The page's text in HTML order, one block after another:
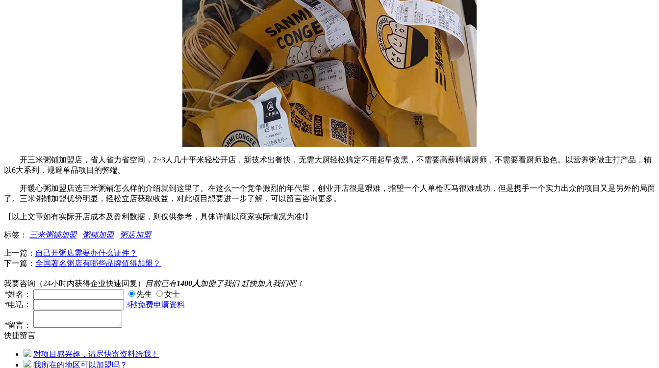
开三米粥铺加盟店，省人省力省空间，2~3人几十平米轻松开店，新技术出餐快，无需大厨轻松搞定不用起早贪黑，不需要高薪聘请厨师，不需要看厨师脸色。以营养粥做主打产品，辅
以6大系列，规避单品项目的弊端。
开暖心粥加盟店选三米粥铺怎么样的介绍就到这里了。在这么一个竞争激烈的年代里，创业开店很是艰难，指望一个人单枪匹马很难成功，但是携手一个实力出众的项目又是另外的局面
了。三米粥铺加盟优势明显，轻松立店获取收益，对此项目想要进一步了解，可以留言咨询更多。
【以上文章如有实际开店成本及盈利数据，则仅供参考，具体详情以商家实际情况为准!】
标签： 三米粥铺加盟 粥铺加盟 粥店加盟
上一篇： 自己开粥店需要办什么证件？
下一篇： 全国著名粥店有哪些品牌值得加盟？
我要咨询 （24小时内获得企业快速回复） 目前已有1400人 加盟了我们 赶快加入我们吧！
*姓名： 先生
女士
*电话： 3秒免费申请资料
*留言：
快捷留言
对项目感兴趣，请尽快寄资料给我！
我所在的地区可以加盟吗？